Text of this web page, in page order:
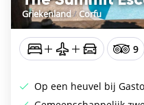
Griekenland/ Corfu
9
Op een heuvel bij